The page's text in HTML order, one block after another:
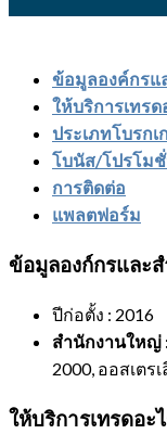
ข้อมูลองค์กรแ
ให้บริการเทรด
ประเภทโบรกเ
โบนัส/โปรโม
การติดต่อ
แพลตฟอร์ม
ข้อมูลองก์กรและ
ปีก่อตั้ง : 2016
สำนักงานใหญ่
2000, ออสเตรเ
ให้บริการเทรดอะ